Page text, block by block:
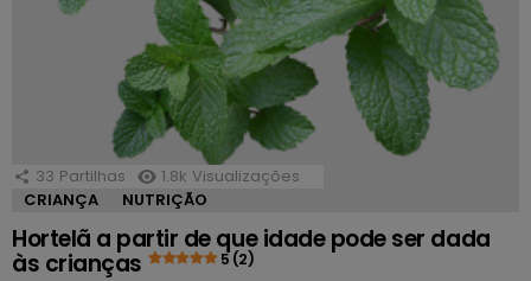
33 Partilhas 1.8k Visualizações
CRIANÇA
NUTRIÇÃO
Hortelã a partir de que idade pode ser dada
às crianças 5 (2)